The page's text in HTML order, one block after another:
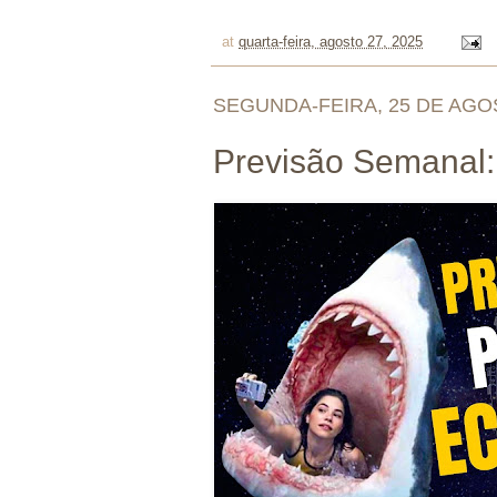
at quarta-feira, agosto 27, 2025
SEGUNDA-FEIRA, 25 DE
Previsão